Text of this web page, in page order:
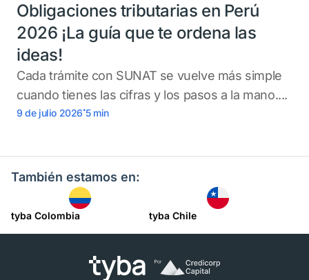
Obligaciones tributarias en Perú
2026 ¡La guía que te ordena las
ideas!
Cada trámite con SUNAT se vuelve más simple
cuando tienes las cifras y los pasos a la mano....
9 de julio 2026.5 min
También estamos en:
tyba Colombia tyba Chile